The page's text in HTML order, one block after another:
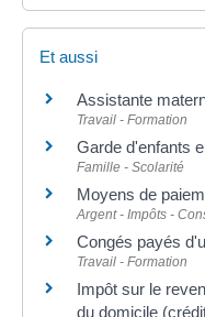
Et aussi
Assistante
Travail - Formation
Garde d'enfants
Famille - Scolarité
Moyens de
Argent - Impôts -
Congés payés
Travail - Formation
Impôt sur le
du domicile